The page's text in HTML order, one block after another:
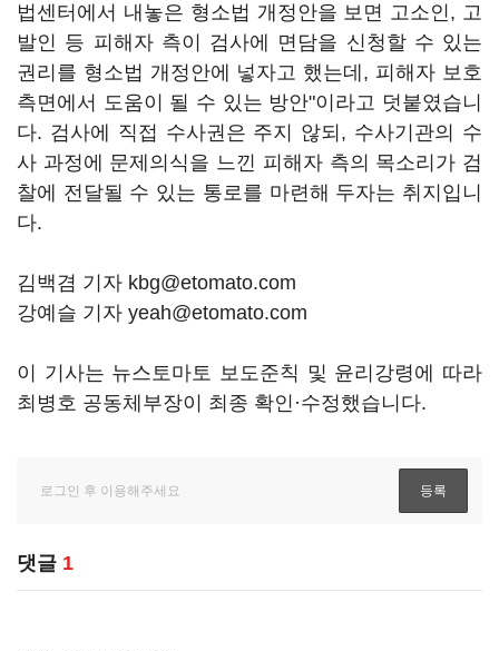
법센터에서 내놓은 형소법 개정안을 보면 고소인, 고
발인 등 피해자 측이 검사에 면담을 신청할 수 있는
권리를 형소법 개정안에 넣자고 했는데, 피해자 보호
측면에서 도움이 될 수 있는 방안"이라고 덧붙였습니
다. 검사에 직접 수사권은 주지 않되, 수사기관의 수
사 과정에 문제의식을 느낀 피해자 측의 목소리가 검
찰에 전달될 수 있는 통로를 마련해 두자는 취지입니
다.
김백겸 기자 kbg@etomato.com
강예슬 기자 yeah@etomato.com
이 기사는 뉴스토마토 보도준칙 및 윤리강령에 따라
최병호 공동체부장이 최종 확인·수정했습니다.
댓글 1